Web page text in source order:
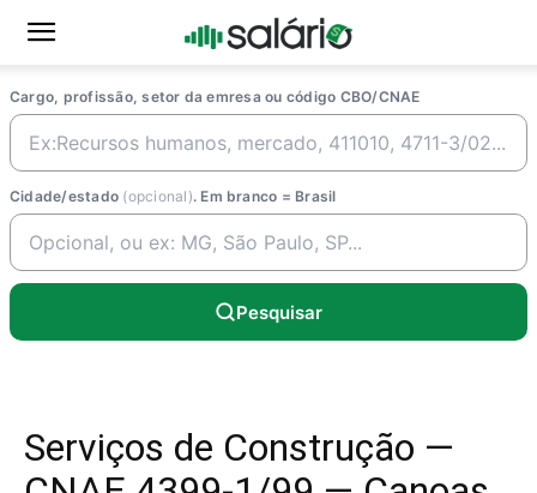
Cargo, profissão, setor da emresa ou código CBO/CNAE
Cidade/estado (opcional). Em branco = Brasil
Pesquisar
Serviços de Construção —